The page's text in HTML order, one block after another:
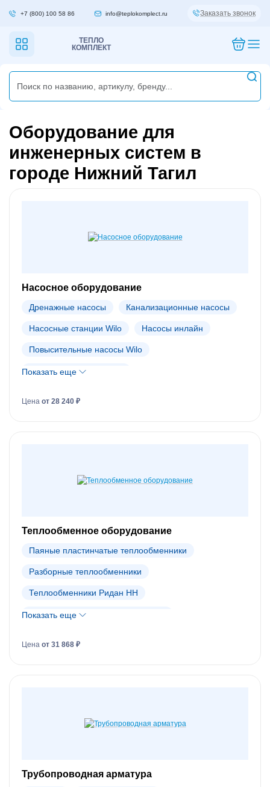
+7 (800) 100 58 86 info@teplokomplect.ru Заказать звонок
ТЕПЛО
КОМПЛЕКТ
Оборудование для
инженерных систем в
городе Нижний Тагил
Насосное оборудование
Дренажные насосы Канализационные насосы
Насосные станции Wilo Насосы инлайн
Повысительные насосы Wilo
Пожарные станции Wilo
Показать еще
Цена от 28 240 ₽
Теплообменное оборудование
Паяные пластинчатые теплообменники
Разборные теплообменники
Теплообменники Ридан НН
Теплообменники Danfoss (АРХИВ)
Показать еще
Цена от 31 868 ₽
Трубопроводная арматура